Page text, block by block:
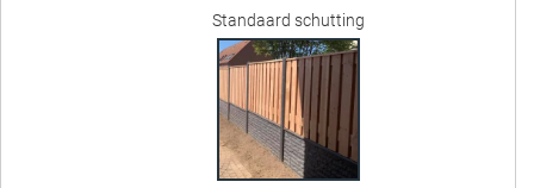
Standaard schutting